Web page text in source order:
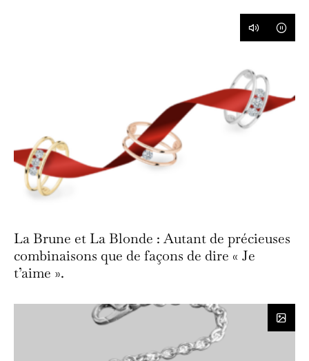
La Brune et La Blonde : Autant de précieuses
combinaisons que de façons de dire « Je
t’aime ».